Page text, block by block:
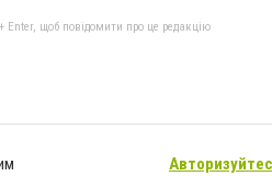
Enter, щоб повідомити про це редакцію